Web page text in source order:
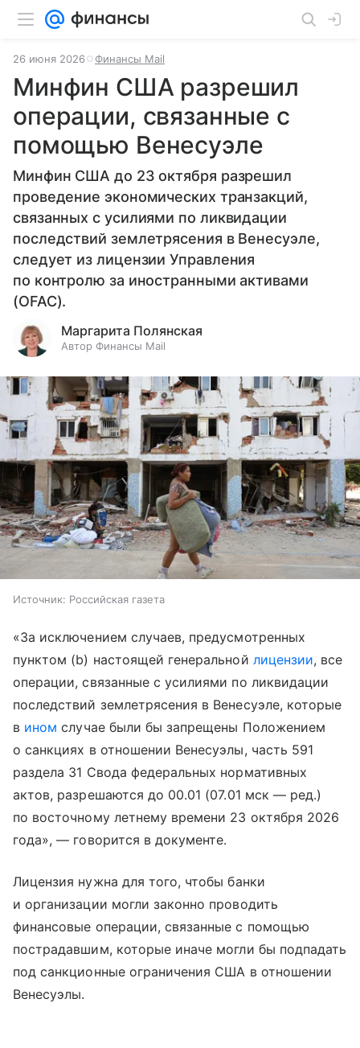
26 июня 2026 Финансы Mail
Минфин США разрешил
операции, связанные с
помощью Венесуэле
Минфин США до 23 октября разрешил
проведение экономических транзакций,
связанных с усилиями по ликвидации
последствий землетрясения в Венесуэле,
следует из лицензии Управления
по контролю за иностранными активами
(OFAC).
Маргарита Полянская
Автор Финансы Mail
Источник: Российская газета
«За исключением случаев, предусмотренных
пунктом (b) настоящей генеральной лицензии, все
операции, связанные с усилиями по ликвидации
последствий землетрясения в Венесуэле, которые
в ином случае были бы запрещены Положением
о санкциях в отношении Венесуэлы, часть 591
раздела 31 Свода федеральных нормативных
актов, разрешаются до 00.01 (07.01 мск — ред.)
по восточному летнему времени 23 октября 2026
года», — говорится в документе.
Лицензия нужна для того, чтобы банки
и организации могли законно проводить
финансовые операции, связанные с помощью
пострадавшим, которые иначе могли бы подпадать
под санкционные ограничения США в отношении
Венесуэлы.